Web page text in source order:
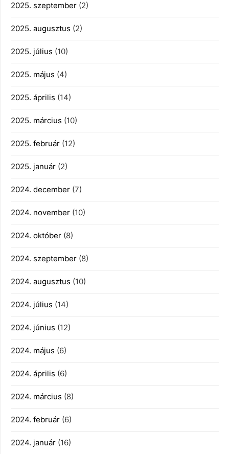
2025. szeptember (2)
2025. augusztus (2)
2025. július (10)
2025. május (4)
2025. április (14)
2025. március (10)
2025. február (12)
2025. január (2)
2024. december (7)
2024. november (10)
2024. október (8)
2024. szeptember (8)
2024. augusztus (10)
2024. július (14)
2024. június (12)
2024. május (6)
2024. április (6)
2024. március (8)
2024. február (6)
2024. január (16)